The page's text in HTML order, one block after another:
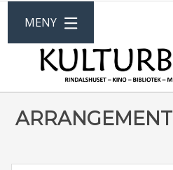
ÅPNE
MENY
ARRANGEMENT